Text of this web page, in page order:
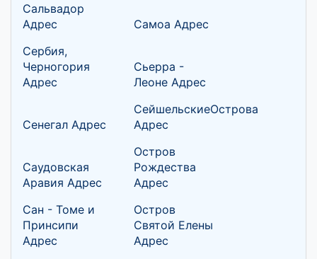
Сальвадор
Адрес
Самоа Адрес
Сербия,
Черногория
Адрес
Сьерра -
Леоне Адрес
Сенегал Адрес
СейшельскиеОстрова
Адрес
Саудовская
Аравия Адрес
Остров
Рождества
Адрес
Сан - Томе и
Принсипи
Адрес
Остров
Святой Елены
Адрес